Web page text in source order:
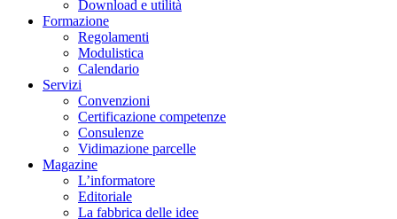
Download e utilità
Formazione
Regolamenti
Modulistica
Calendario
Servizi
Convenzioni
Certificazione competenze
Consulenze
Vidimazione parcelle
Magazine
L’informatore
Editoriale
La fabbrica delle idee